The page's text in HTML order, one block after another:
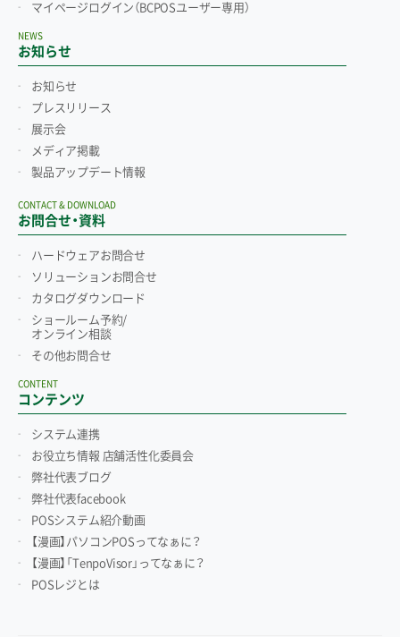
マイページログイン （BCPOSユーザー専用）
お知らせ
NEWS
お知らせ
プレスリリース
展示会
メディア掲載
製品アップデート情報
お問合せ・資料
CONTACT & DOWNLOAD
ハードウェアお問合せ
ソリューションお問合せ
カタログダウンロード
ショールーム予約/
オンライン相談
その他お問合せ
コンテンツ
CONTENT
システム連携
お役立ち情報 店舗活性化委員会
弊社代表ブログ
弊社代表facebook
POSシステム紹介動画
【漫画】パソコンPOSってなぁに？
【漫画】「TenpoVisor」ってなぁに？
POSレジとは